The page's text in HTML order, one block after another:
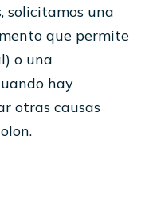
solicitamos una
que permite
o una
hay
otras causas